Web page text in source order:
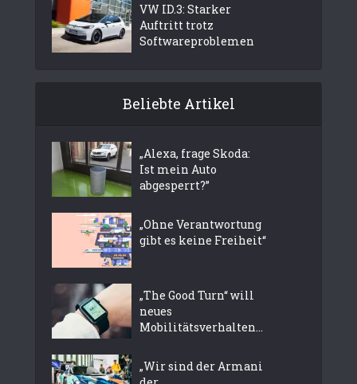
VW ID.3: Starker
Auftritt trotz
Softwareproblemen
Beliebte Artikel
„Alexa, frage Skoda:
Ist mein Auto
abgesperrt?”
„Ohne Verantwortung
gibt es keine Freiheit“
„The Good Turn“ will
neues
Mobilitätsverhalten...
„Wir sind der Armani